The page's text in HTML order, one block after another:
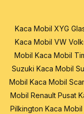
Kaca Mobil XYG
Kaca Mobil VW
Mobil Kaca Mobil
Suzuki Kaca Mobil
Mobil Kaca Mobil
Mobil Renault Pusat
Pilkington Kaca